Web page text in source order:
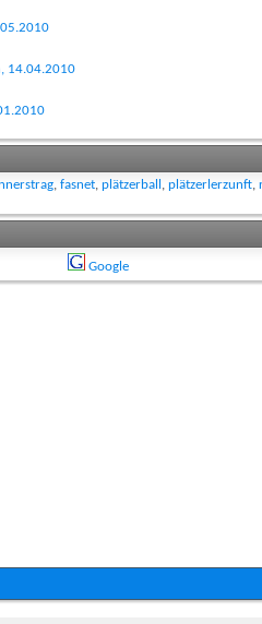
14.04.2010
, fasnet, plätzerball , plätzerlerzunft,
Google